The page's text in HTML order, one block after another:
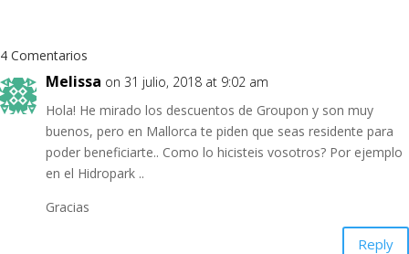
4 Comentarios
Melissa on 31 julio, 2018 at 9:02 am
Hola! He mirado los descuentos de Groupon y son muy
buenos, pero en Mallorca te piden que seas residente para
poder beneficiarte.. Como lo hicisteis vosotros? Por ejemplo
en el Hidropark ..
Gracias
Reply